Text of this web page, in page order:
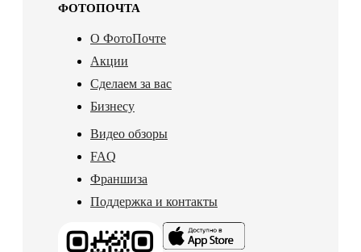
ФОТОПОЧТА
О ФотоПочте
Акции
Сделаем за вас
Бизнесу
Видео обзоры
FAQ
Франшиза
Поддержка и контакты